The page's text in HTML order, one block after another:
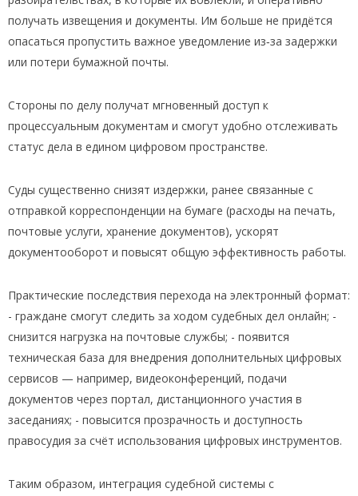
получать извещения и документы. Им больше не придётся
опасаться пропустить важное уведомление из‑за задержки
или потери бумажной почты.
Стороны по делу получат мгновенный доступ к
процессуальным документам и смогут удобно отслеживать
статус дела в едином цифровом пространстве.
Суды существенно снизят издержки, ранее связанные с
отправкой корреспонденции на бумаге (расходы на печать,
почтовые услуги, хранение документов), ускорят
документооборот и повысят общую эффективность работы.
Практические последствия перехода на электронный формат:
- граждане смогут следить за ходом судебных дел онлайн; -
снизится нагрузка на почтовые службы; - появится
техническая база для внедрения дополнительных цифровых
сервисов — например, видеоконференций, подачи
документов через портал, дистанционного участия в
заседаниях; - повысится прозрачность и доступность
правосудия за счёт использования цифровых инструментов.
Таким образом, интеграция судебной системы с